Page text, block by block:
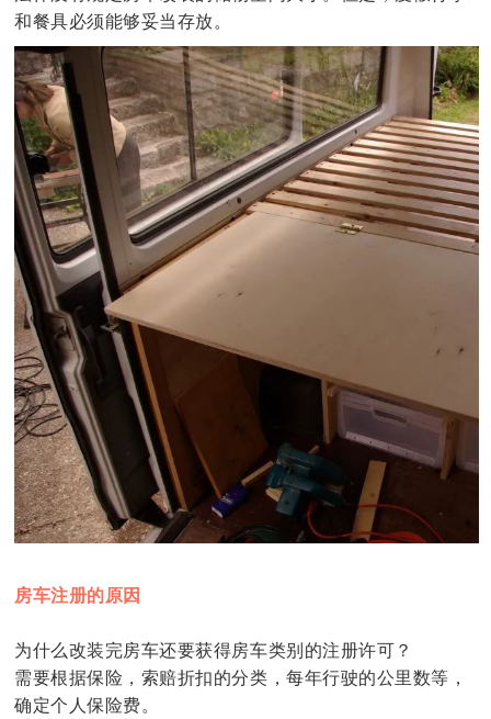
和餐具必须能够妥当存放。
房车注册的原因
为什么改装完房车还要获得房车类别的注册许可？
需要根据保险，索赔折扣的分类，每年行驶的公里数等，
确定个人保险费。